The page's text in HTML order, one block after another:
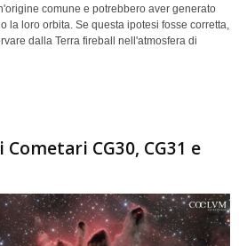
comune e potrebbero aver generato
la loro orbita. Se questa ipotesi fosse corretta,
dalla Terra fireball nell'atmosfera di
Cometari CG30, CG31 e